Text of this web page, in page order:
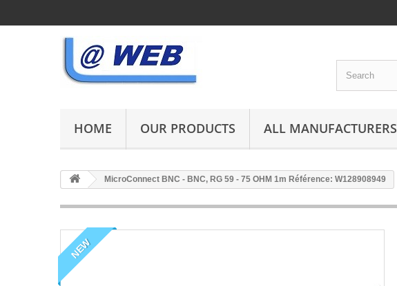
HOME OUR PRODUCTS ALL MANUFACTURERS
MicroConnect BNC - BNC, RG 59 - 75 OHM 1m Référence: W128908949
NEW